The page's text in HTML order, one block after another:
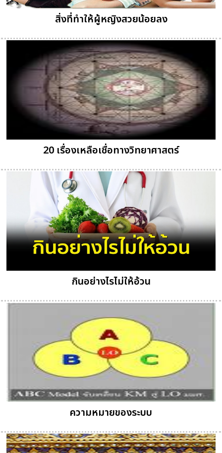
สิ่งที่ทำให้ผู้หญิงสวยน้อยลง
20 เรื่องเหลือเชื่อทางวิทยาศาสตร์
กินอย่างไรไม่ให้อ้วน
ความหมายของระบบ